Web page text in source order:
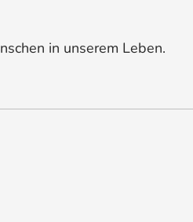
in unserem Leben.